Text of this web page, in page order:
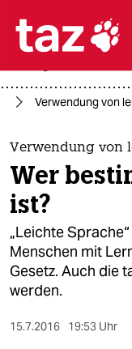

themen
politik
öko
gesellschaft
kultur
sport
Verwendung von
Verwendung von
Wer
ist?
„Leichte
Menschen mit
Gesetz. Auch die
werden.
15.7.2016 19:53 Uhr